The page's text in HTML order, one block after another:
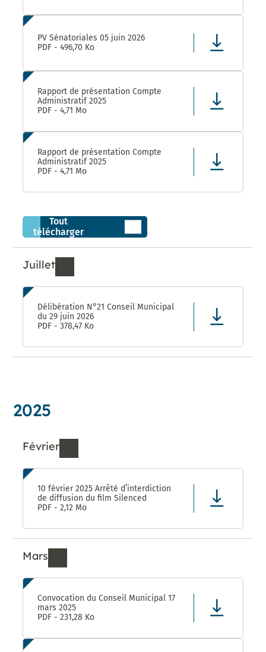
PV Sénatoriales 05 juin 2026
PDF - 496,70 Ko
Rapport de présentation Compte
Administratif 2025
PDF - 4,71 Mo
Rapport de présentation Compte
Administratif 2025
PDF - 4,71 Mo
Tout
télécharger
Juillet
Ressources de Juillet 2026
Délibération N°21 Conseil Municipal
du 29 juin 2026
PDF - 378,47 Ko
2025
Février
Ressources de Février 2025
10 février 2025 Arrêté d’interdiction
de diffusion du film Silenced
PDF - 2,12 Mo
Mars
Ressources de Mars 2025
Convocation du Conseil Municipal 17
mars 2025
PDF - 231,28 Ko